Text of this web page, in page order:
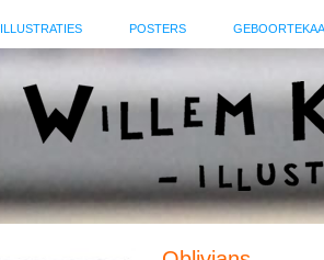
ILLUSTRATIES POSTERS